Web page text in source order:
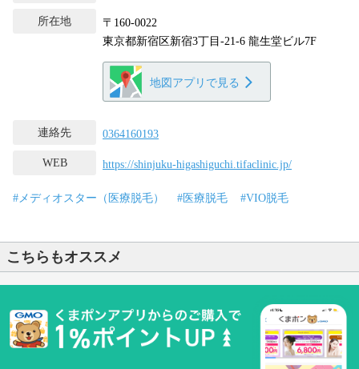
所在地
〒160-0022
東京都新宿区新宿3丁目-21-6 龍生堂ビル7F
地図アプリで見る
連絡先 0364160193
WEB https://shinjuku-higashiguchi.tifaclinic.jp/
#メディオスター（医療脱毛） #医療脱毛 #VIO脱毛
こちらもオススメ